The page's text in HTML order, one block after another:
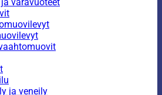
ja veneily